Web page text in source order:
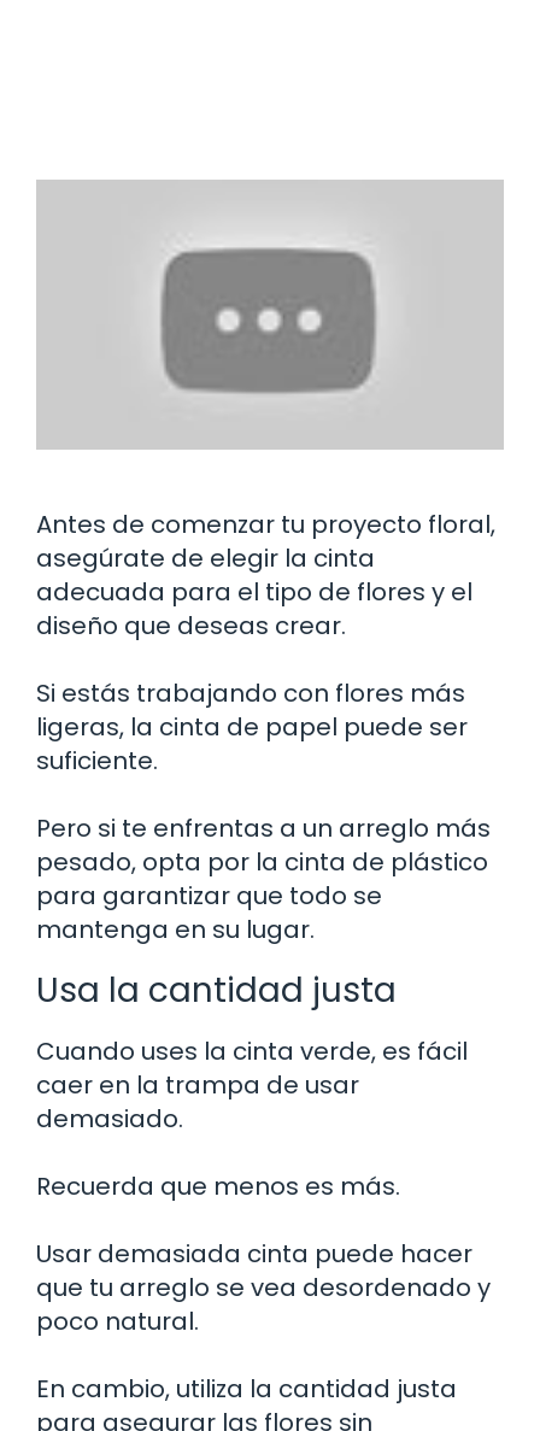
Antes de comenzar tu proyecto floral,
asegúrate de elegir la cinta
adecuada para el tipo de flores y el
diseño que deseas crear.
Si estás trabajando con flores más
ligeras, la cinta de papel puede ser
suficiente.
Pero si te enfrentas a un arreglo más
pesado, opta por la cinta de plástico
para garantizar que todo se
mantenga en su lugar.
Usa la cantidad justa
Cuando uses la cinta verde, es fácil
caer en la trampa de usar
demasiado.
Recuerda que menos es más.
Usar demasiada cinta puede hacer
que tu arreglo se vea desordenado y
poco natural.
En cambio, utiliza la cantidad justa
para asegurar las flores sin